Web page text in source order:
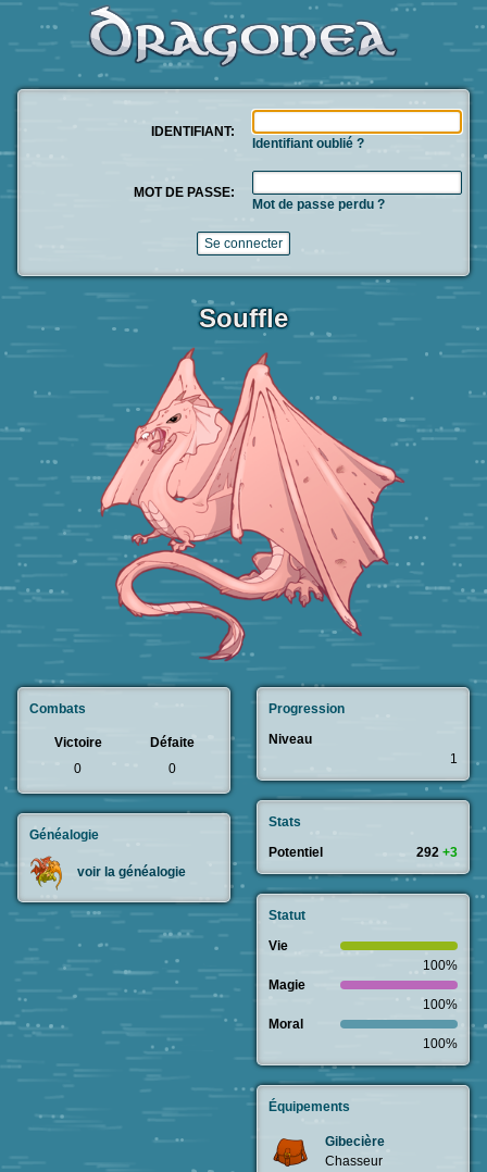
IDENTIFIANT:
Identifiant oublié ?
MOT DE PASSE:
Mot de passe perdu ?
Souffle
Combats
Victoire
Défaite
0
0
Généalogie
voir la généalogie
Progression
Niveau
1
Stats
Potentiel
292 +3
Statut
Vie
100%
Magie
100%
Moral
100%
Équipements
Gibecière
Chasseur